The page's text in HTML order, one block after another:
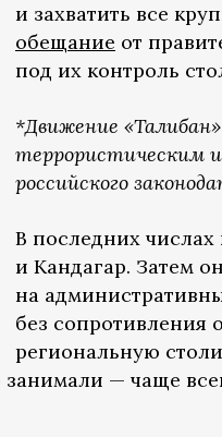
и захватить все
обещание от
под их контроль
*Движение
террористическим
российского
В последних
и Кандагар. Затем
на
без сопротивления
региональную
— чаще